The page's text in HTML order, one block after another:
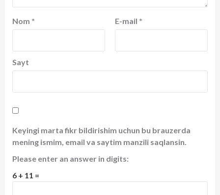
Nom * E-mail *
Sayt
Keyingi marta fikr bildirishim uchun bu brauzerda
mening ismim, email va saytim manzili saqlansin.
Please enter an answer in digits:
6 + 11 =